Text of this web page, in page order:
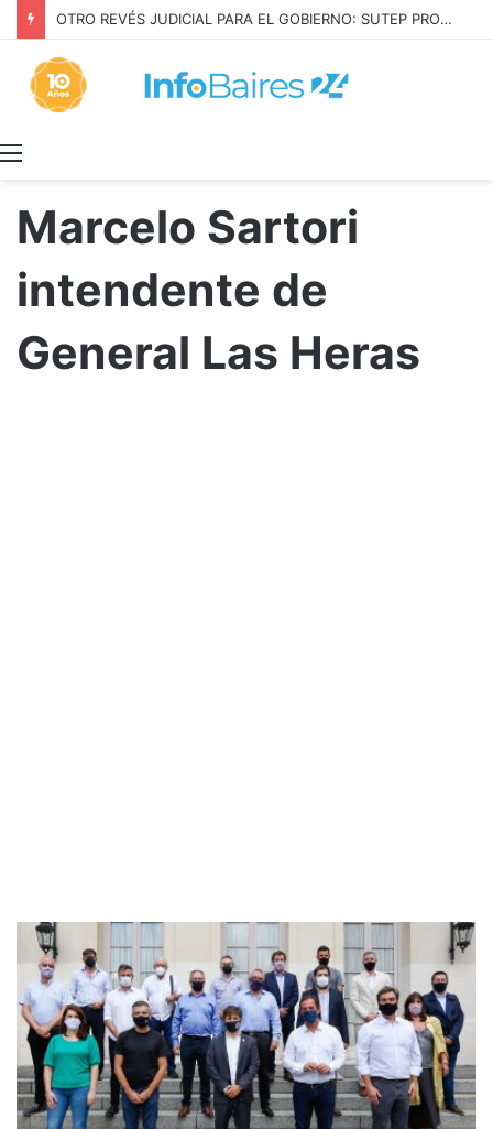
OTRO REVÉS JUDICIAL PARA EL GOBIERNO: SUTEP PROTEGIÓ SU CONVENIO
Marcelo Sartori
intendente de
General Las Heras